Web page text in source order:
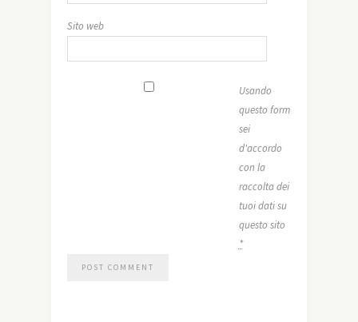
Sito web
Usando
questo form
sei
d'accordo
con la
raccolta dei
tuoi dati su
questo sito
*